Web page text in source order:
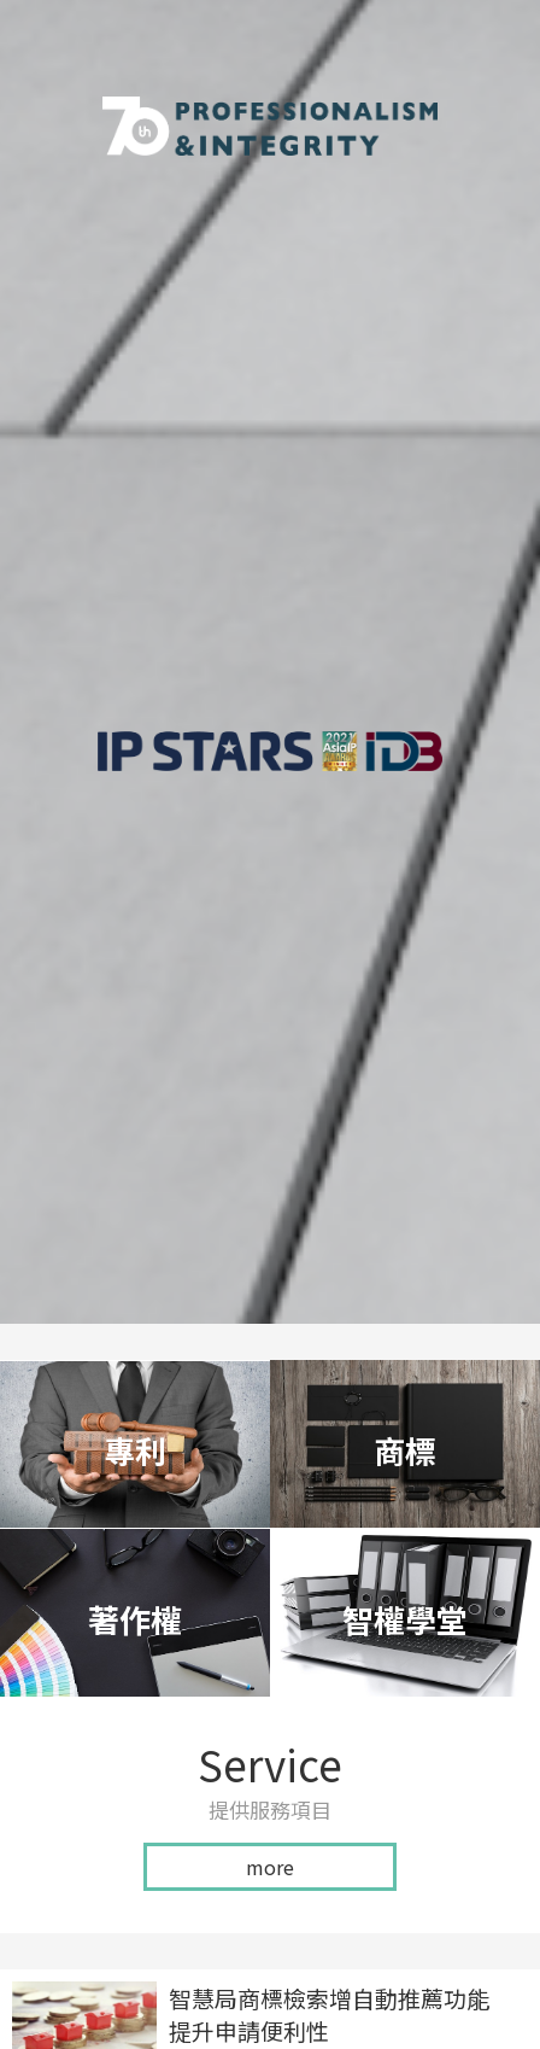
專利 商標
著作權 智權學堂
Service
提供服務項目
more
智慧局商標檢索增自動推薦功能
提升申請便利性